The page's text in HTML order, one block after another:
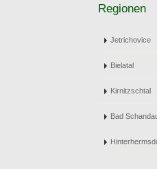
Regionen
Jetrichovice
Bielatal
Kirnitzschtal
Bad